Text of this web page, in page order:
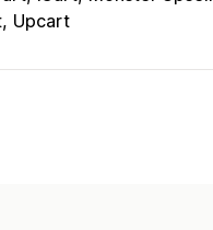
Upcart